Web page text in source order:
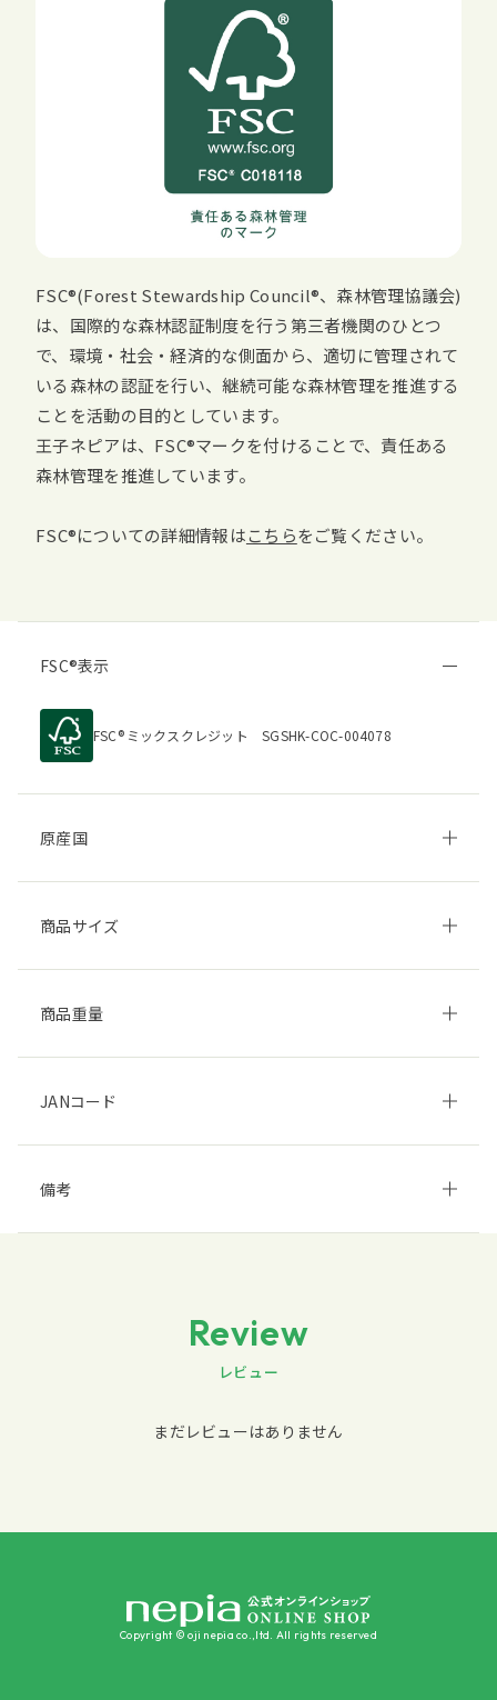
FSC (Forest Stewardship Council 、森林管理協議会)
は、国際的な森林認証制度を行う第三者機関のひとつ
で、環境・社会・経済的な側面から、適切に管理されて
いる森林の認証を行い、継続可能な森林管理を推進する
ことを活動の目的としています。
王子ネピアは、 FSC マークを付けることで、責任ある
森林管理を推進しています。
FSC についての詳細情報はこちらをご覧ください。
FSC 表示
FSC ミックスクレジット SGSHK-COC-004078
原産国
商品サイズ
商品重量
JANコード
備考
Review
レビュー
まだレビューはありません
Copyright © oji nepia co.,ltd. All rights reserved